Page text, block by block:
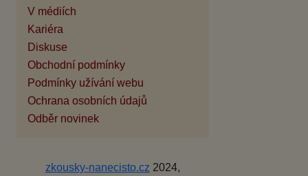
V médiích
Kariéra
Diskuse
Obchodní podmínky
Podmínky užívání webu
Ochrana osobních údajů
Odběr novinek
zkousky-nanecisto.cz 2024,